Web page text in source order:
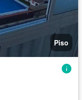
Piso